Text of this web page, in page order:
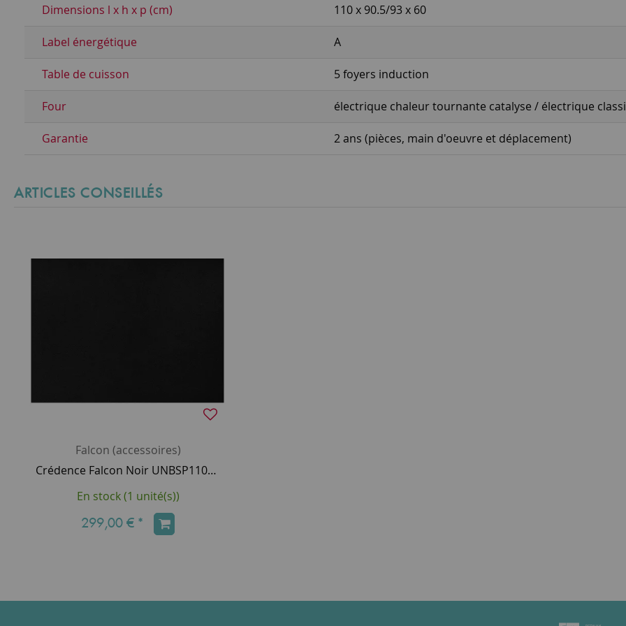
Dimensions l x h x p (cm) 110 x 90.5/93 x 60
Label énergétique A
Table de cuisson 5 foyers induction
Four électrique chaleur tournante catalyse / électrique
Garantie 2 ans (pièces, main d'oeuvre et déplacement)
ARTICLES CONSEILLÉS
Falcon (accessoires)
Crédence Falcon Noir UNBSP110BL/ 110cm
En stock (1 unité(s))
299,00 € *